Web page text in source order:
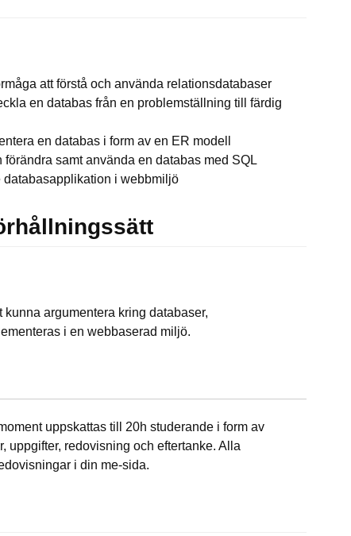
att förstå och använda relationsdatabaser
en databas från en problemställning till färdig
en databas i form av en ER modell
samt använda en databas med SQL
i webbmiljö
argumentera kring databaser,
i en webbaserad miljö.
uppskattas till 20h studerande i form av
uppgifter, redovisning och eftertanke. Alla
i din me-sida.